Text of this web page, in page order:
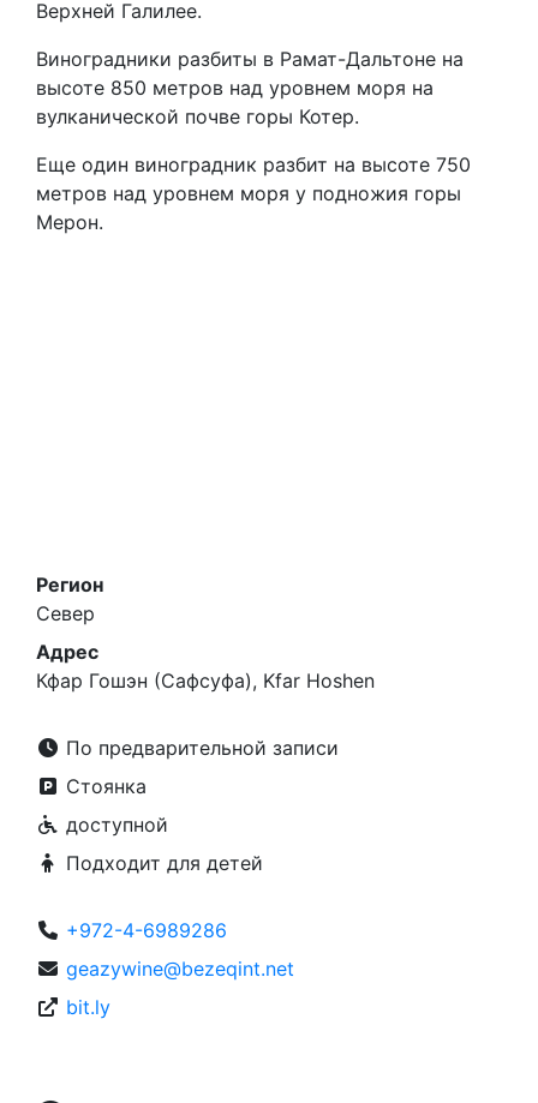
Верхней Галилее.
Виноградники разбиты в Рамат-Дальтоне на
высоте 850 метров над уровнем моря на
вулканической почве горы Котер.
Еще один виноградник разбит на высоте 750
метров над уровнем моря у подножия горы
Мерон.
Регион
Север
Адрес
Кфар Гошэн (Сафсуфа), Kfar Hoshen
По предварительной записи
Стоянка
доступной
Подходит для детей
+972-4-6989286
geazywine@bezeqint.net
bit.ly